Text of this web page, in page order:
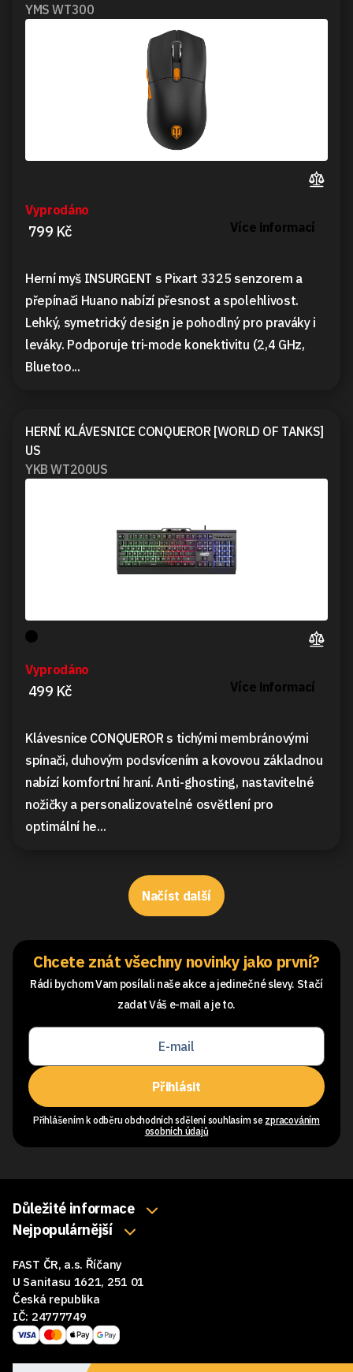
YMS WT300
Vyprodáno
799 Kč Více informací
Herní myš INSURGENT s Pixart 3325 senzorem a
přepínači Huano nabízí přesnost a spolehlivost.
Lehký, symetrický design je pohodlný pro praváky i
leváky. Podporuje tri-mode konektivitu (2,4 GHz,
Bluetoo...
HERNÍ KLÁVESNICE CONQUEROR [WORLD OF TANKS]
US
YKB WT200US
Vyprodáno
499 Kč Více informací
Klávesnice CONQUEROR s tichými membránovými
spínači, duhovým podsvícením a kovovou základnou
nabízí komfortní hraní. Anti-ghosting, nastavitelné
nožičky a personalizovatelné osvětlení pro
optimální he...
Načíst další
Chcete znát všechny novinky jako první?
Rádi bychom Vam posílali naše akce a jedinečné slevy. Stačí
zadat Váš e-mail a je to.
Přihlásit
Přihlášením k odběru obchodních sdělení souhlasím se zpracováním
osobních údajů
Důležité informace
O nás
Obchodní podmínky
Reklamace a vrácení zboží
GDPR
Nejpopulárnější
Myši
Sluchátka
Reproduktory
Podložky pod myš
FAST ČR, a.s. Říčany
U Sanitasu 1621, 251 01
Česká republika
IČ: 24777749